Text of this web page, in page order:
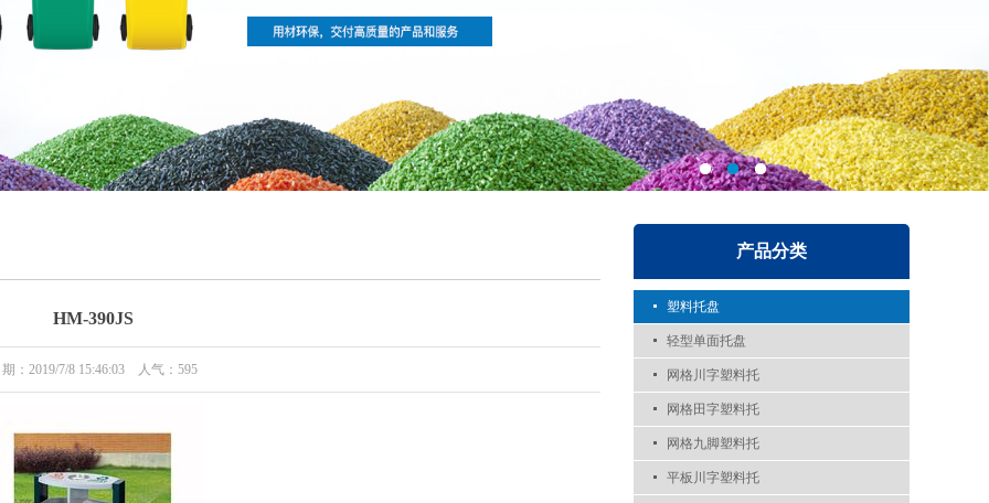
产品分类
塑料托盘
轻型单面托盘
网格川字塑料托
网格田字塑料托
网格九脚塑料托
平板川字塑料托
HM-390JS
：2019/7/8 15:46:03 人气： 595